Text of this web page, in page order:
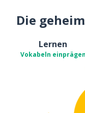
Die
Lernen
Vokabeln einprägen